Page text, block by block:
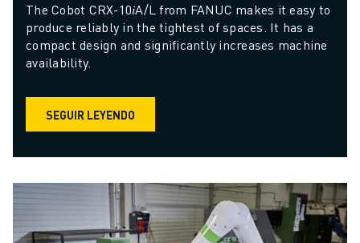
The Cobot CRX-10𝑖A/L from FANUC makes it easy to
produce reliably in the tightest of spaces. It has a
compact design and significantly increases machine
availability.
SEGUIR LEYENDO